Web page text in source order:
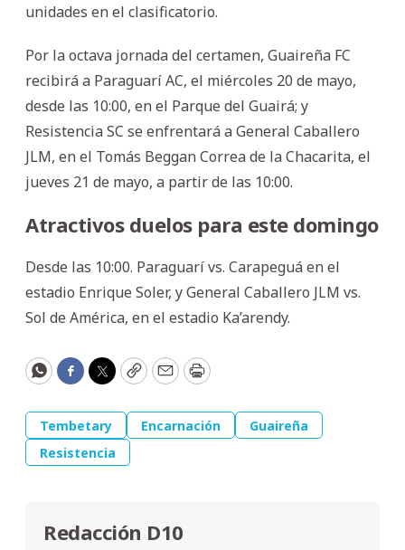
unidades en el clasificatorio.
Por la octava jornada del certamen, Guaireña FC
recibirá a Paraguarí AC, el miércoles 20 de mayo,
desde las 10:00, en el Parque del Guairá; y
Resistencia SC se enfrentará a General Caballero
JLM, en el Tomás Beggan Correa de la Chacarita, el
jueves 21 de mayo, a partir de las 10:00.
Atractivos duelos para este domingo
Desde las 10:00. Paraguarí vs. Carapeguá en el
estadio Enrique Soler, y General Caballero JLM vs.
Sol de América, en el estadio Ka’arendy.
WhatsApp
Facebook
Twitter
CopyEmailPrint
Tembetary Encarnación
Guaireña
Resistencia
Redacción D10